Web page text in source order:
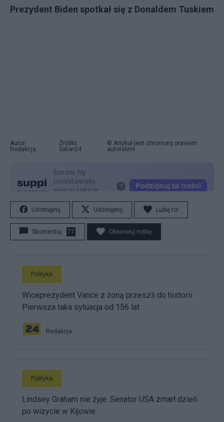
Prezydent Biden spotkał się z Donaldem Tuskiem
Autor:
Redakcja
Źródło:
Salon24
© Artykuł jest chroniony prawem
autorskim.
Udostępnij Udostępnij Lubię to!
Skomentuj 77 Obserwuj notkę
Polityka
Wiceprezydent Vance z żoną przeszli do historii.
Pierwsza taka sytuacja od 156 lat
Redakcja
Polityka
Lindsey Graham nie żyje. Senator USA zmarł dzień
po wizycie w Kijowie